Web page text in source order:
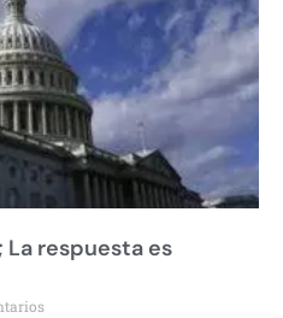
La respuesta es